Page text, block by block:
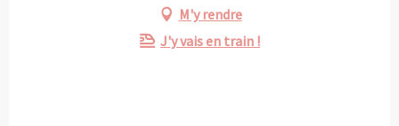
M'y rendre
J'y vais en train !